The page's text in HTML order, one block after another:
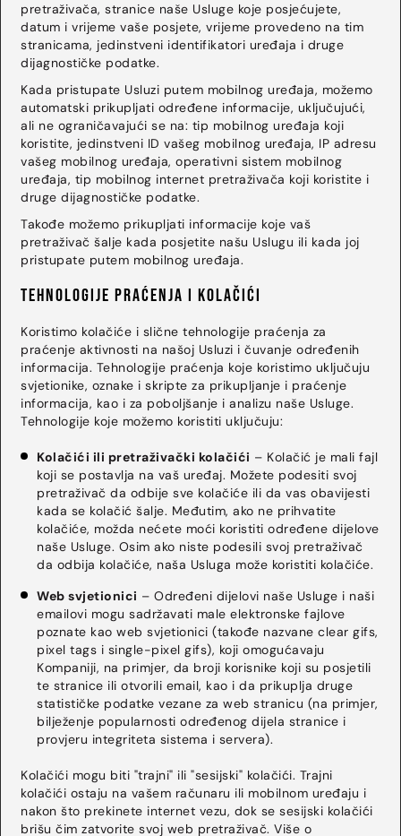
pretraživača, stranice naše Usluge koje posjećujete,
datum i vrijeme vaše posjete, vrijeme provedeno na tim
stranicama, jedinstveni identifikatori uređaja i druge
dijagnostičke podatke.
Kada pristupate Usluzi putem mobilnog uređaja, možemo
automatski prikupljati određene informacije, uključujući,
ali ne ograničavajući se na: tip mobilnog uređaja koji
koristite, jedinstveni ID vašeg mobilnog uređaja, IP adresu
vašeg mobilnog uređaja, operativni sistem mobilnog
uređaja, tip mobilnog internet pretraživača koji koristite i
druge dijagnostičke podatke.
Takođe možemo prikupljati informacije koje vaš
pretraživač šalje kada posjetite našu Uslugu ili kada joj
pristupate putem mobilnog uređaja.
Tehnologije praćenja i kolačići
Koristimo kolačiće i slične tehnologije praćenja za
praćenje aktivnosti na našoj Usluzi i čuvanje određenih
informacija. Tehnologije praćenja koje koristimo uključuju
svjetionike, oznake i skripte za prikupljanje i praćenje
informacija, kao i za poboljšanje i analizu naše Usluge.
Tehnologije koje možemo koristiti uključuju:
Kolačići ili pretraživački kolačići – Kolačić je mali fajl
koji se postavlja na vaš uređaj. Možete podesiti svoj
pretraživač da odbije sve kolačiće ili da vas obavijesti
kada se kolačić šalje. Međutim, ako ne prihvatite
kolačiće, možda nećete moći koristiti određene dijelove
naše Usluge. Osim ako niste podesili svoj pretraživač
da odbija kolačiće, naša Usluga može koristiti kolačiće.
Web svjetionici – Određeni dijelovi naše Usluge i naši
emailovi mogu sadržavati male elektronske fajlove
poznate kao web svjetionici (takođe nazvane clear gifs,
pixel tags i single-pixel gifs), koji omogućavaju
Kompaniji, na primjer, da broji korisnike koji su posjetili
te stranice ili otvorili email, kao i da prikuplja druge
statističke podatke vezane za web stranicu (na primjer,
bilježenje popularnosti određenog dijela stranice i
provjeru integriteta sistema i servera).
Kolačići mogu biti "trajni" ili "sesijski" kolačići. Trajni
kolačići ostaju na vašem računaru ili mobilnom uređaju i
nakon što prekinete internet vezu, dok se sesijski kolačići
brišu čim zatvorite svoj web pretraživač. Više o